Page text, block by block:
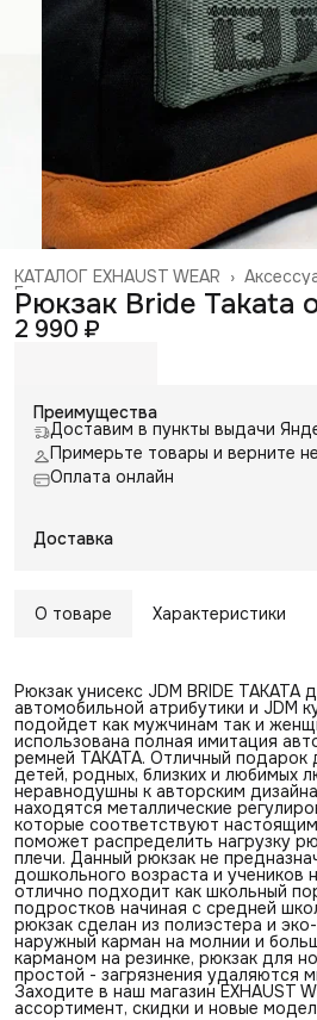
КАТАЛОГ EXHAUST WEAR ›
Главная ›
Рюкзак Bride Takata
2 990 ₽
Преимущества
Доставим в пункты выдачи
Примерьте товары и верните
Оплата онлайн
Доставка
О товаре Характеристики
Рюкзак унисекс JDM BRIDE TAKATA
автомобильной атрибутики и JDM
подойдет как мужчинам так и
использована полная имитация
ремней ТАКАТА. Отличный подарок
детей, родных, близких и любимых
неравнодушны к авторским
находятся металлические
которые соответствуют
поможет распределить нагрузку
плечи. Данный рюкзак не
дошкольного возраста и учеников
отлично подходит как школьный
подростков начиная с средней
рюкзак сделан из полиэстера и
наружный карман на молнии и
карманом на резинке, рюкзак для
простой - загрязнения удаляются
Заходите в наш магазин EXHAUST
ассортимент, скидки и новые